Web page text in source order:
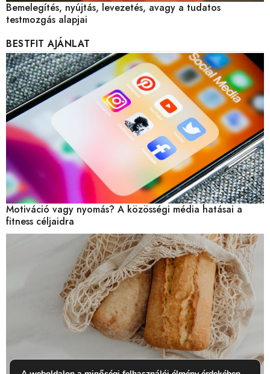
Bemelegítés, nyújtás, levezetés, avagy a tudatos
testmozgás alapjai
BESTFIT AJÁNLAT
Motiváció vagy nyomás? A közösségi média hatásai a
fitness céljaidra